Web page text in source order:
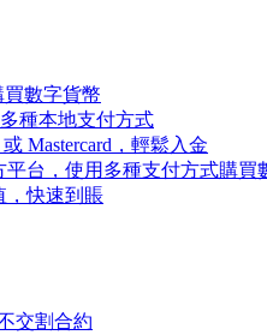
買數字貨幣
種本地支付方式
Mastercard，輕鬆入金
平台，使用多種支付方式購買
，快速到賬
交割合約